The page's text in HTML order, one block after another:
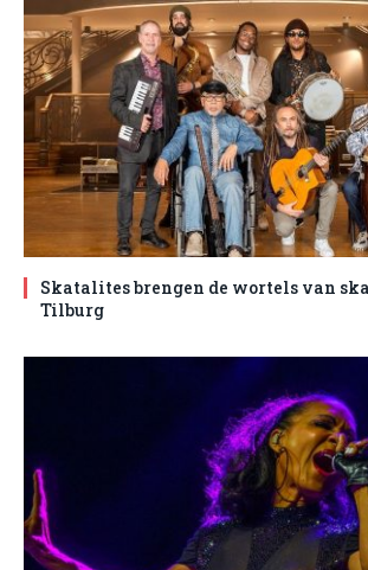
Skatalites brengen de wortels van
Tilburg